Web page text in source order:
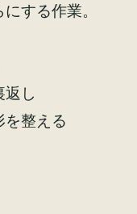
する作業。
返し
を整える